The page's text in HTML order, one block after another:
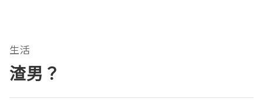
生活
渣男？